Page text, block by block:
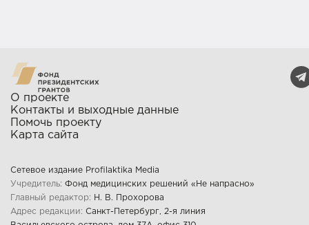
О проекте
Контакты и выходные данные
Помочь проекту
Карта сайта
Сетевое издание Profilaktika Media
Учредитель: Фонд медицинских решений «Не напрасно»
Главный редактор:
Н. В. Прохорова
Адрес редакции: Санкт-Петербург, 2-я линия